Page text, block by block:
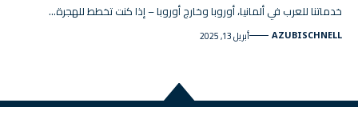
خدماتنا للعرب في ألمانيا، أوروبا وخارج أوروبا – إذا كنت تخطط للهجرة…
AZUBISCHNELL أبريل 13, 2025